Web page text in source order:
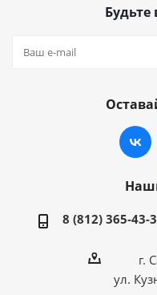
Будьте
8 (812) 365-43-
г.
ул.